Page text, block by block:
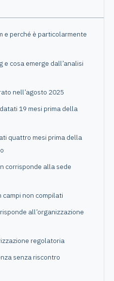
e perché è particolarmente
e cosa emerge dall’analisi
nell’agosto 2025
19 mesi prima della
quattro mesi prima della
corrisponde alla sede
campi non compilati
all’organizzazione
regolatoria
senza riscontro